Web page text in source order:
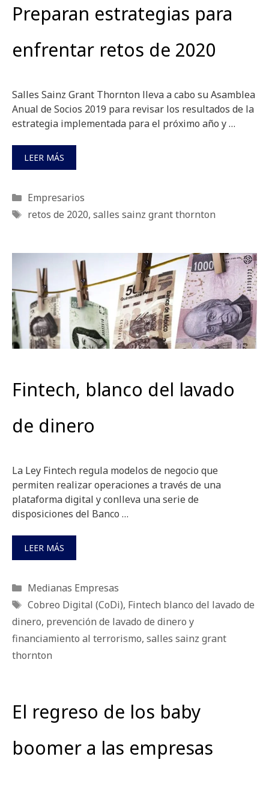
Preparan estrategias para
enfrentar retos de 2020
Salles Sainz Grant Thornton lleva a cabo su Asamblea
Anual de Socios 2019 para revisar los resultados de la
estrategia implementada para el próximo año y …
LEER MÁS
Categorías
Empresarios
Etiquetas
retos de 2020, salles sainz grant thornton
Fintech, blanco del lavado
de dinero
La Ley Fintech regula modelos de negocio que
permiten realizar operaciones a través de una
plataforma digital y conlleva una serie de
disposiciones del Banco …
LEER MÁS
Categorías
Medianas Empresas
Etiquetas
Cobreo Digital (CoDi), Fintech blanco del lavado de
dinero, prevención de lavado de dinero y
financiamiento al terrorismo, salles sainz grant
thornton
El regreso de los baby
boomer a las empresas